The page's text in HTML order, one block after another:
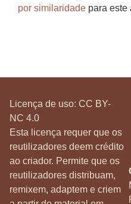
por similaridade para este
Licença de uso: CC BY-
NC 4.0
Esta licença requer que os
reutilizadores deem crédito
ao criador. Permite que os
reutilizadores distribuam,
remixem, adaptem e criem